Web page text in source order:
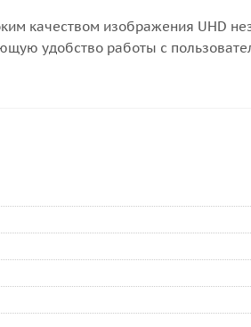
качеством изображения UHD
удобство работы с